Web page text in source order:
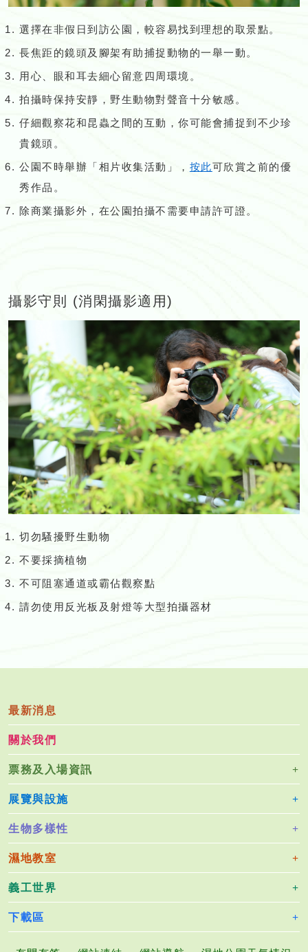
選擇在非假日到訪公園，較容易找到理想的取景點。
長焦距的鏡頭及腳架有助捕捉動物的一舉一動。
用心、眼和耳去細心留意四周環境。
拍攝時保持安靜，野生動物對聲音十分敏感。
仔細觀察花和昆蟲之間的互動，你可能會捕捉到不少珍
貴鏡頭。
公園不時舉辦「相片收集活動」， 按此可欣賞之前的優
秀作品。
除商業攝影外，在公園拍攝不需要申請許可證。
攝影守則 (消閑攝影適用)
切勿騷擾野生動物
不要採摘植物
不可阻塞通道或霸佔觀察點
請勿使用反光板及射燈等大型拍攝器材
最新消息
關於我們
票務及入場資訊
展覽與設施
生物多樣性
濕地教室
義工世界
下載區